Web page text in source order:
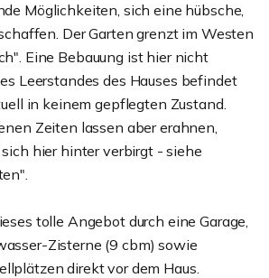
Möglichkeiten, sich eine hübsche,
Der Garten grenzt im Westen
Eine Bebauung ist hier nicht
Leerstandes des Hauses befindet
in keinem gepflegten Zustand.
Zeiten lassen aber erahnen,
hier hinter verbirgt - siehe
tolle Angebot durch eine Garage,
Zisterne (9 cbm) sowie
direkt vor dem Haus.